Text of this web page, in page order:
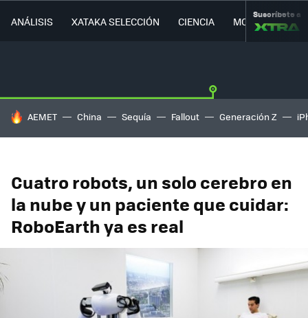
ANÁLISIS XATAKA SELECCIÓN CIENCIA MOVILIDAD
Suscríbete a
HOY SE HABLA DE
AEMET China Sequía Fallout Generación Z
Cuatro robots, un solo cerebro en
la nube y un paciente que cuidar:
RoboEarth ya es real